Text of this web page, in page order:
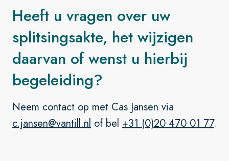
Heeft u vragen over uw
splitsingsakte, het wijzigen
daarvan of wenst u hierbij
begeleiding?
Neem contact op met Cas Jansen via
c.jansen@vantill.nl of bel +31 (0)20 470 01 77.